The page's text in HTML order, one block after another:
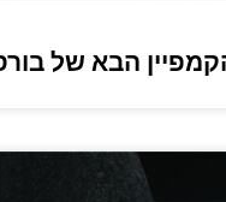
הבא של